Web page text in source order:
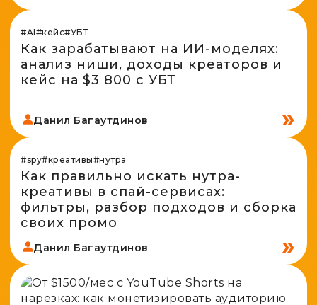
#AI#кейс#УБТ
Как зарабатывают на ИИ-моделях:
анализ ниши, доходы креаторов и
кейс на $3 800 с УБТ
Данил Багаутдинов
#spy#креативы#нутра
Как правильно искать нутра-
креативы в спай-сервисах:
фильтры, разбор подходов и сборка
своих промо
Данил Багаутдинов